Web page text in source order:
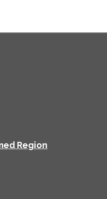
Region